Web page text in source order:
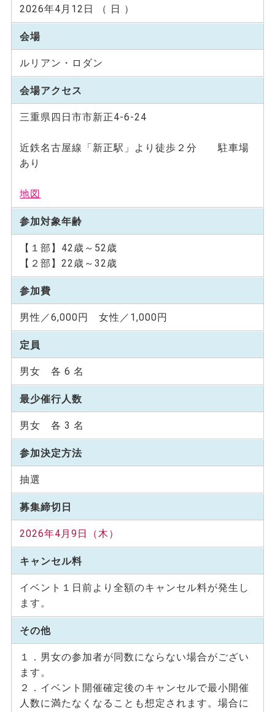
2026年4月12日 （ 日 ）
会場
ルリアン・ロダン
会場アクセス
三重県四日市市新正4-6-24
近鉄名古屋線「新正駅」より徒歩２分 駐車場
あり
地図
参加対象年齢
【１部】42歳～52歳
【２部】22歳～32歳
参加費
男性／6,000円 女性／1,000円
定員
男女 各 6 名
最少催行人数
男女 各 3 名
参加決定方法
抽選
募集締切日
2026年4月9日（木）
キャンセル料
イベント１日前より全額のキャンセル料が発生し
ます。
その他
１．男女の参加者が同数にならない場合がござい
ます。
２．イベント開催確定後のキャンセルで最小開催
人数に満たなくなることも想定されます。場合に